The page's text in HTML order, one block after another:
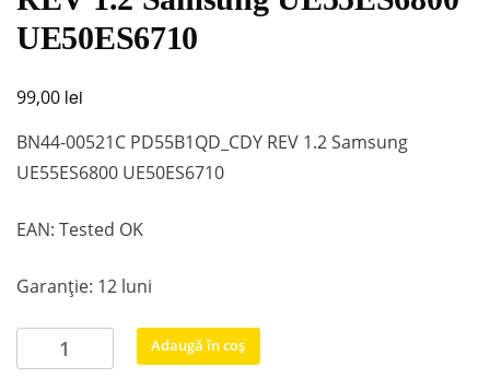
UE50ES6710
99,00 lei
BN44-00521C PD55B1QD_CDY REV 1.2 Samsung
UE55ES6800 UE50ES6710
EAN: Tested OK
Garanție: 12 luni
Cantitate
BN44-
Adaugă în coș